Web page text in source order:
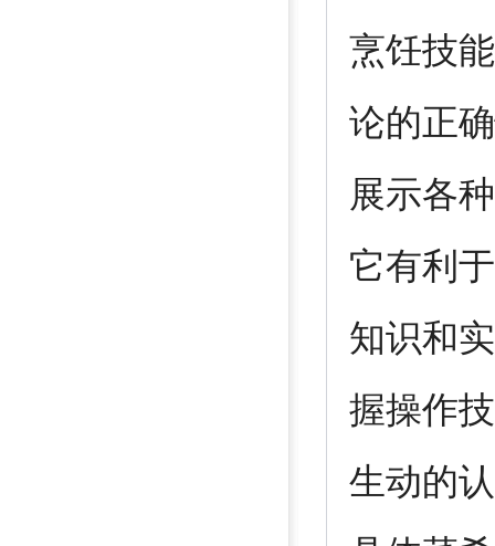
烹饪技
论的正
展示各
它有利
知识和
握操作
生动的